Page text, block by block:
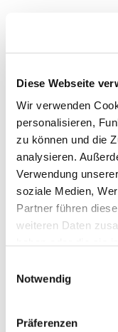
Diese Webseite
Wir verwenden
personalisieren,
zu können und die
analysieren.
Verwendung
soziale Medien,
Partner führen
weiteren Daten
Notwendig
Präferenzen
Dies